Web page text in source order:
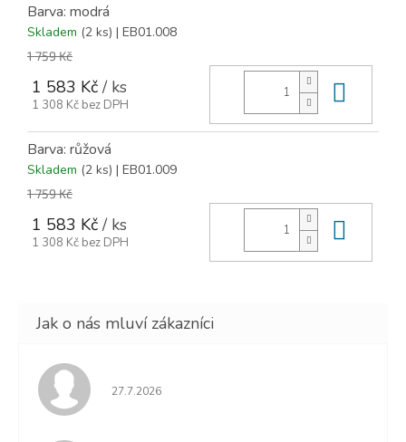
Barva: modrá
Skladem (2 ks) | EB01.008
1 759 Kč
1 583 Kč / ks
1 308 Kč bez DPH
Barva: růžová
Skladem (2 ks) | EB01.009
1 759 Kč
1 583 Kč / ks
1 308 Kč bez DPH
Hodnocení obchodu je 5 z 5 hvězdiček.
27.7.2026